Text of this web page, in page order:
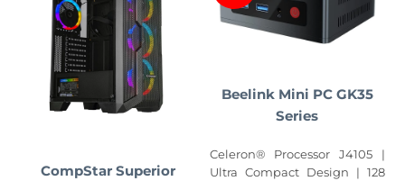
CompStar Superior
Beelink Mini PC GK35
Series
Celeron® Processor J4105 |
Ultra Compact Design | 128